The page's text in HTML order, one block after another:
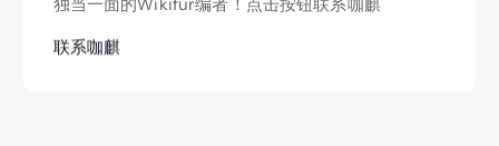
独当一面的Wikifur编者！点击按钮联系咖麒
联系咖麒